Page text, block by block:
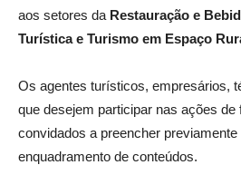
aos setores da Restauração e
Turística e Turismo em Espaço
Os agentes turísticos, empresários,
que desejem participar nas ações de
convidados a preencher
enquadramento de conteúdos.